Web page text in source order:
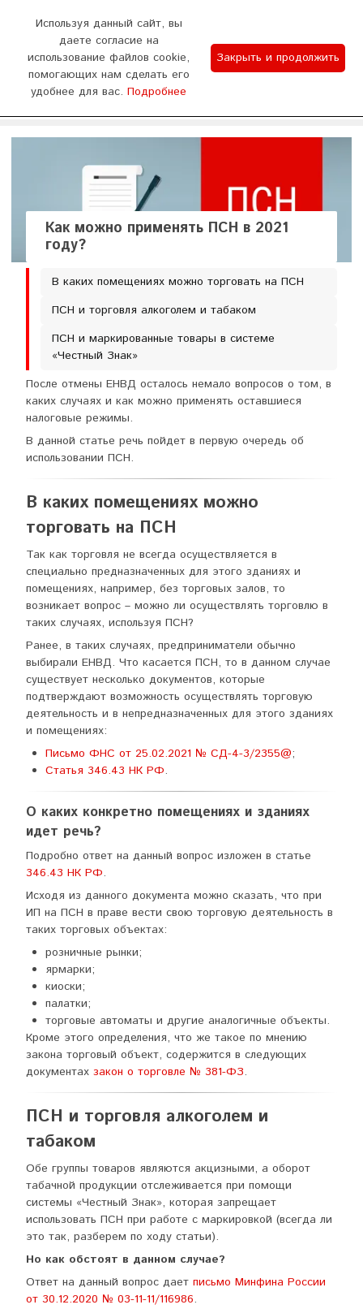
График работы
Отдел продаж 9:00-18:00 (пн - сб) Тех.поддержка
8:00-20:00 (без выходных)
WhatsApp
Как можно применять ПСН в 2021
году?
В каких помещениях можно торговать на ПСН
ПСН и торговля алкоголем и табаком
ПСН и маркированные товары в системе
«Честный Знак»
После отмены ЕНВД осталось немало вопросов о том, в
каких случаях и как можно применять оставшиеся
налоговые режимы.
В данной статье речь пойдет в первую очередь об
использовании ПСН.
В каких помещениях можно
торговать на ПСН
Так как торговля не всегда осуществляется в
специально предназначенных для этого зданиях и
помещениях, например, без торговых залов, то
возникает вопрос – можно ли осуществлять торговлю в
таких случаях, используя ПСН?
Ранее, в таких случаях, предприниматели обычно
выбирали ЕНВД. Что касается ПСН, то в данном случае
существует несколько документов, которые
подтверждают возможность осуществлять торговую
деятельность и в непредназначенных для этого зданиях
и помещениях:
Письмо ФНС от 25.02.2021 № СД-4-3/2355@;
Статья 346.43 НК РФ.
О каких конкретно помещениях и зданиях
идет речь?
Подробно ответ на данный вопрос изложен в статье
346.43 НК РФ.
Исходя из данного документа можно сказать, что при
ИП на ПСН в праве вести свою торговую деятельность в
таких торговых объектах:
розничные рынки;
ярмарки;
киоски;
палатки;
торговые автоматы и другие аналогичные объекты.
Кроме этого определения, что же такое по мнению
закона торговый объект, содержится в следующих
документах закон о торговле № 381-ФЗ.
ПСН и торговля алкоголем и
табаком
Обе группы товаров являются акцизными, а оборот
табачной продукции отслеживается при помощи
системы «Честный Знак», которая запрещает
использовать ПСН при работе с маркировкой (всегда ли
это так, разберем по ходу статьи).
Но как обстоят в данном случае?
Ответ на данный вопрос дает письмо Минфина России
от 30.12.2020 № 03-11-11/116986.
Используя данный сайт, вы
даете согласие на
использование файлов cookie,
помогающих нам сделать его
удобнее для вас. Подробнее
Закрыть и продолжить